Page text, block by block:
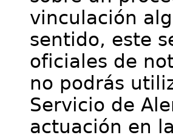
vinculación
sentido, este
oficiales de
no podrás
Servicio de
actuación en